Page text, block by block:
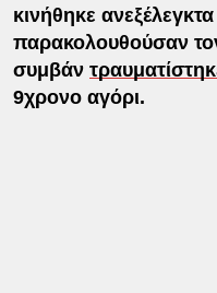
κινήθηκε
παρακολουθούσαν
συμβάν
9χρονο αγόρι.